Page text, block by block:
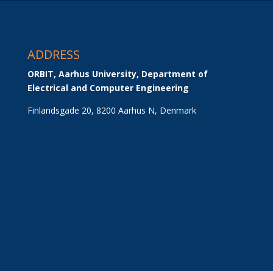
ADDRESS
ORBIT, Aarhus University, Department of
Electrical and Computer Engineering
Finlandsgade 20, 8200 Aarhus N, Denmark